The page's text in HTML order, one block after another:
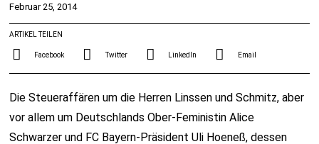
Februar 25, 2014
ARTIKEL TEILEN
Facebook Twitter LinkedIn Email
Die Steueraffären um die Herren Linssen und Schmitz, aber
vor allem um Deutschlands Ober-Feministin Alice
Schwarzer und FC Bayern-Präsident Uli Hoeneß, dessen